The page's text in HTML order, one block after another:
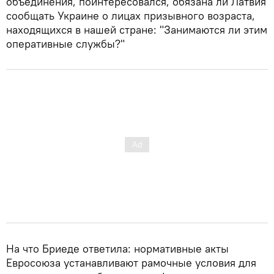
сообщать Украине о лицах призывного возраста,
находящихся в нашей стране: "Занимаются ли этим
оперативные службы?"
На что Бриеде ответила: нормативные акты
Евросоюза устанавливают рамочные условия для